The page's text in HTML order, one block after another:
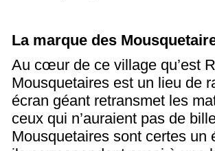
La marque des
Au cœur de ce village qu’est
Mousquetaires est un lieu de
écran géant retransmet les
ceux qui n’auraient pas de
Mousquetaires sont certes un